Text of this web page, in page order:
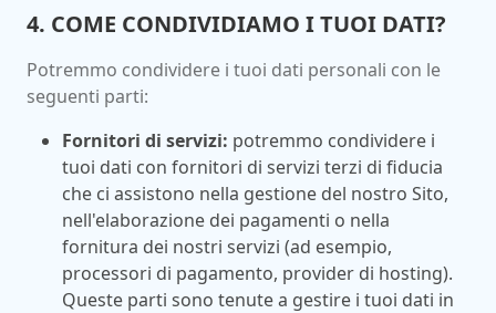
4. COME CONDIVIDIAMO I TUOI DATI?
Potremmo condividere i tuoi dati personali con le
seguenti parti:
Fornitori di servizi: potremmo condividere i
tuoi dati con fornitori di servizi terzi di fiducia
che ci assistono nella gestione del nostro Sito,
nell'elaborazione dei pagamenti o nella
fornitura dei nostri servizi (ad esempio,
processori di pagamento, provider di hosting).
Queste parti sono tenute a gestire i tuoi dati in